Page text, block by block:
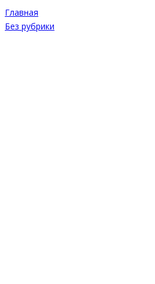
Главная
Без рубрики